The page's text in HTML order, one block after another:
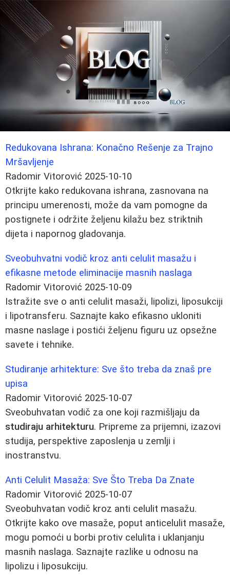
Redukovana Ishrana: Konačno Rešenje za Trajno
Mršavljenje
Radomir Vitorović 2025-10-10
Otkrijte kako redukovana ishrana, zasnovana na
principu umerenosti, može da vam pomogne da
postignete i održite željenu kilažu bez striktnih
dijeta i napornog gladovanja.
Sveobuhvatni vodič kroz anti celulit masažu i
efikasne metode eliminacije masnih naslaga
Radomir Vitorović 2025-10-09
Istražite sve o anti celulit masaži, lipolizi, liposukciji
i lipotransferu. Saznajte kako efikasno ukloniti
masne naslage i postići željenu figuru uz opsežne
savete i tehnike.
Studiranje arhitekture: Sve što treba da znaš pre
upisa
Radomir Vitorović 2025-10-07
Sveobuhvatan vodič za one koji razmišljaju da
studiraju arhitekturu. Pripreme za prijemni, izazovi
studija, perspektive zaposlenja u zemlji i
inostranstvu.
Anti Celulit Masaža: Sve Što Treba Da Znate
Radomir Vitorović 2025-10-07
Sveobuhvatan vodič kroz anti celulit masažu.
Otkrijte kako ove masaže, poput anticelulit masaže,
mogu pomoći u borbi protiv celulita i uklanjanju
masnih naslaga. Saznajte razlike u odnosu na
lipolizu i liposukciju.